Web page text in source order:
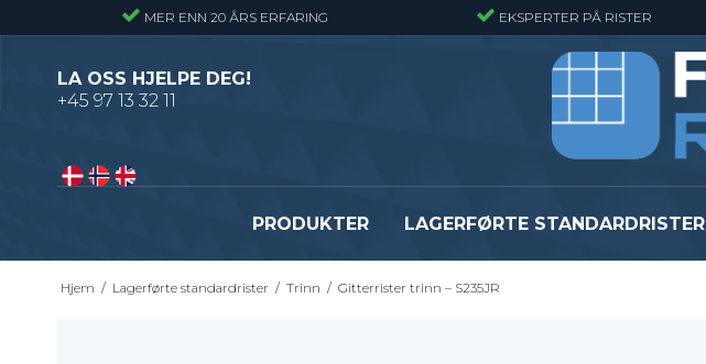
MER ENN 20 ÅRS ERFARING EKSPERTER PÅ RISTER
LA OSS HJELPE DEG!
+45 97 13 32 11
PRODUKTER
Pressveiset gitterrister – Alminnelig
Gitterrister trinn – S235JR
LAGERFØRTE STANDARDRISTER
Hjem / Lagerførte standardrister / Trinn / Gitterrister trinn – S235JR